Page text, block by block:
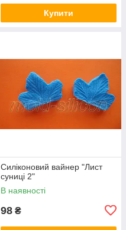
Купити
Силіконовий вайнер "Лист
суниці 2"
В наявності
98 ₴